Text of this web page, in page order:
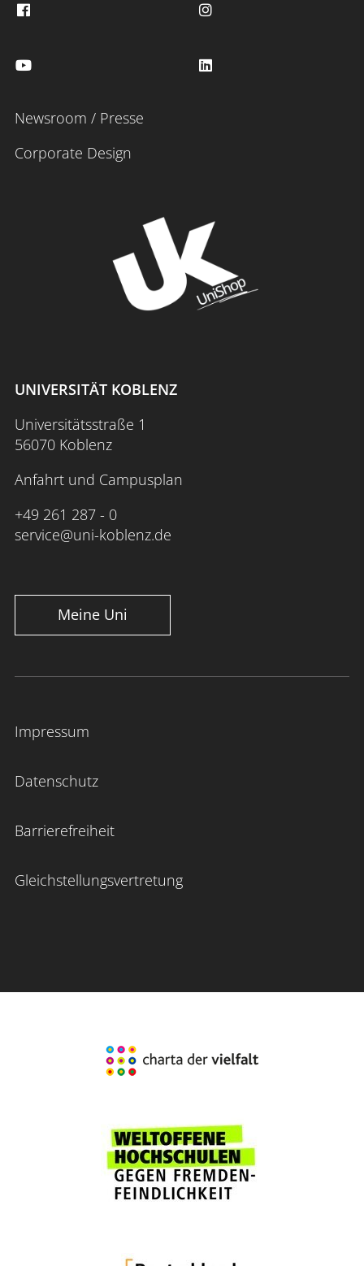
Newsroom / Presse
Corporate Design
UNIVERSITÄT KOBLENZ
Universitätsstraße 1
56070 Koblenz
Anfahrt und Campusplan
+49 261 287 - 0
service@uni-koblenz.de
Meine Uni
Impressum
Datenschutz
Barrierefreiheit
Gleichstellungsvertretung